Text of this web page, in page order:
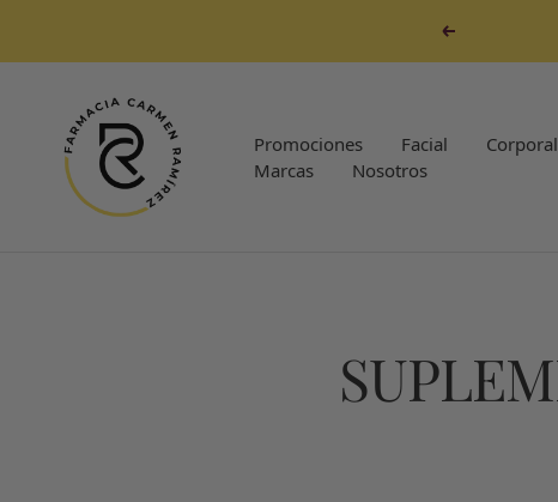
contenido
Anterior
Promociones Facial Corporal
Marcas
Nosotros
Farmacia
Carmen
Ramirez